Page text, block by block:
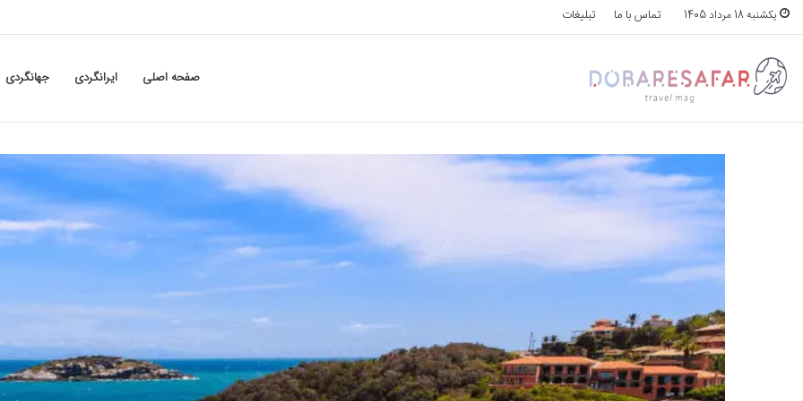
یکشنبه 18 مرداد 1405 تماس با ما تبلیغات
صفحه اصلی ایرانگردی جهانگردی